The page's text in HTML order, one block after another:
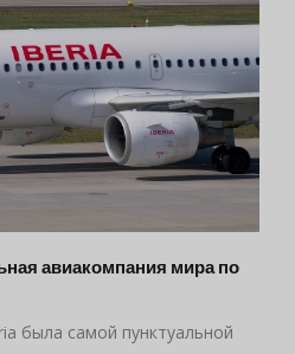
авиакомпания мира по
была самой пунктуальной